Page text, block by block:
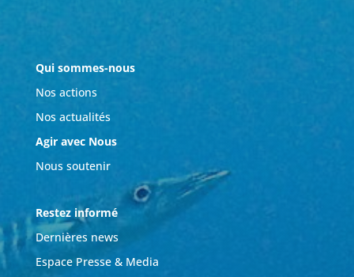
Qui sommes-nous
Nos actions
Nos actualités
Agir avec Nous
Nous soutenir
Restez informé
Dernières news
Espace Presse & Media